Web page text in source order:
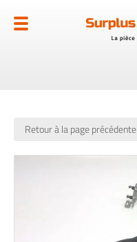
au
contenu
Retour à la page précédente